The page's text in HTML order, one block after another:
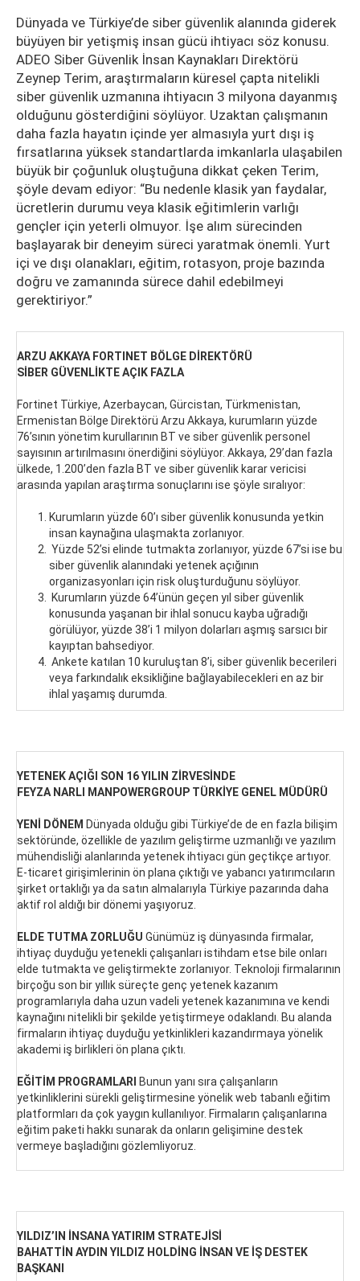
Dünyada ve Türkiye’de siber güvenlik alanında giderek
büyüyen bir yetişmiş insan gücü ihtiyacı söz konusu.
ADEO Siber Güvenlik İnsan Kaynakları Direktörü
Zeynep Terim, araştırmaların küresel çapta nitelikli
siber güvenlik uzmanına ihtiyacın 3 milyona dayanmış
olduğunu gösterdiğini söylüyor. Uzaktan çalışmanın
daha fazla hayatın içinde yer almasıyla yurt dışı iş
fırsatlarına yüksek standartlarda imkanlarla ulaşabilen
büyük bir çoğunluk oluştuğuna dikkat çeken Terim,
şöyle devam ediyor: “Bu nedenle klasik yan faydalar,
ücretlerin durumu veya klasik eğitimlerin varlığı
gençler için yeterli olmuyor. İşe alım sürecinden
başlayarak bir deneyim süreci yaratmak önemli. Yurt
içi ve dışı olanakları, eğitim, rotasyon, proje bazında
doğru ve zamanında sürece dahil edebilmeyi
gerektiriyor.”
ARZU AKKAYA FORTINET BÖLGE DİREKTÖRÜ
SİBER GÜVENLİKTE AÇIK FAZLA
Fortinet Türkiye, Azerbaycan, Gürcistan, Türkmenistan,
Ermenistan Bölge Direktörü Arzu Akkaya, kurumların yüzde
76’sının yönetim kurullarının BT ve siber güvenlik personel
sayısının artırılmasını önerdiğini söylüyor. Akkaya, 29’dan fazla
ülkede, 1.200’den fazla BT ve siber güvenlik karar vericisi
arasında yapılan araştırma sonuçlarını ise şöyle sıralıyor:
Kurumların yüzde 60’ı siber güvenlik konusunda yetkin
insan kaynağına ulaşmakta zorlanıyor.
Yüzde 52’si elinde tutmakta zorlanıyor, yüzde 67’si ise bu
siber güvenlik alanındaki yetenek açığının
organizasyonları için risk oluşturduğunu söylüyor.
Kurumların yüzde 64’ünün geçen yıl siber güvenlik
konusunda yaşanan bir ihlal sonucu kayba uğradığı
görülüyor, yüzde 38’i 1 milyon dolarları aşmış sarsıcı bir
kayıptan bahsediyor.
Ankete katılan 10 kuruluştan 8’i, siber güvenlik becerileri
veya farkındalık eksikliğine bağlayabilecekleri en az bir
ihlal yaşamış durumda.
YETENEK AÇIĞI SON 16 YILIN ZİRVESİNDE
FEYZA NARLI MANPOWERGROUP TÜRKİYE GENEL MÜDÜRÜ
YENİ DÖNEM Dünyada olduğu gibi Türkiye’de de en fazla bilişim
sektöründe, özellikle de yazılım geliştirme uzmanlığı ve yazılım
mühendisliği alanlarında yetenek ihtiyacı gün geçtikçe artıyor.
E-ticaret girişimlerinin ön plana çıktığı ve yabancı yatırımcıların
şirket ortaklığı ya da satın almalarıyla Türkiye pazarında daha
aktif rol aldığı bir dönemi yaşıyoruz.
ELDE TUTMA ZORLUĞU Günümüz iş dünyasında firmalar,
ihtiyaç duyduğu yetenekli çalışanları istihdam etse bile onları
elde tutmakta ve geliştirmekte zorlanıyor. Teknoloji firmalarının
birçoğu son bir yıllık süreçte genç yetenek kazanım
programlarıyla daha uzun vadeli yetenek kazanımına ve kendi
kaynağını nitelikli bir şekilde yetiştirmeye odaklandı. Bu alanda
firmaların ihtiyaç duyduğu yetkinlikleri kazandırmaya yönelik
akademi iş birlikleri ön plana çıktı.
EĞİTİM PROGRAMLARI Bunun yanı sıra çalışanların
yetkinliklerini sürekli geliştirmesine yönelik web tabanlı eğitim
platformları da çok yaygın kullanılıyor. Firmaların çalışanlarına
eğitim paketi hakkı sunarak da onların gelişimine destek
vermeye başladığını gözlemliyoruz.
YILDIZ’IN İNSANA YATIRIM STRATEJİSİ
BAHATTİN AYDIN YILDIZ HOLDİNG İNSAN VE İŞ DESTEK
BAŞKANI